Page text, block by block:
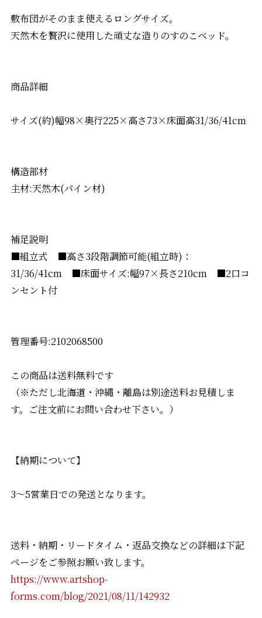
敷布団がそのまま使えるロングサイズ。
天然木を贅沢に使用した頑丈な造りのすのこベッド。
商品詳細
サイズ(約)幅98×奥行225×高さ73×床面高31/36/41cm
構造部材
主材:天然木(パイン材)
補足説明
■組立式 ■高さ3段階調節可能(組立時)：
31/36/41cm ■床面サイズ:幅97×長さ210cm ■2口コ
ンセント付
管理番号:2102068500
この商品は送料無料です
（※ただし北海道・沖縄・離島は別途送料お見積しま
す。ご注文前にお問い合わせ下さい。）
【納期について】
3〜5営業日での発送となります。
送料・納期・リードタイム・返品交換などの詳細は下記
ページをご参照お願い致します。
https://www.artshop-
forms.com/blog/2021/08/11/142932